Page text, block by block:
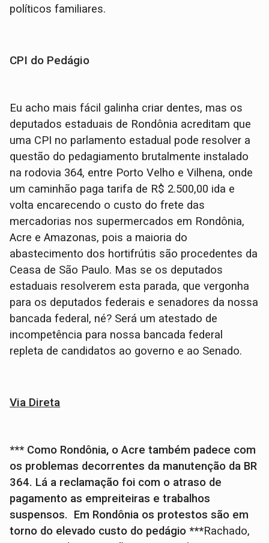
políticos familiares.
CPI do Pedágio
Eu acho mais fácil galinha criar dentes, mas os
deputados estaduais de Rondônia acreditam que
uma CPI no parlamento estadual pode resolver a
questão do pedagiamento brutalmente instalado
na rodovia 364, entre Porto Velho e Vilhena, onde
um caminhão paga tarifa de R$ 2.500,00 ida e
volta encarecendo o custo do frete das
mercadorias nos supermercados em Rondônia,
Acre e Amazonas, pois a maioria do
abastecimento dos hortifrútis são procedentes da
Ceasa de São Paulo. Mas se os deputados
estaduais resolverem esta parada, que vergonha
para os deputados federais e senadores da nossa
bancada federal, né? Será um atestado de
incompetência para nossa bancada federal
repleta de candidatos ao governo e ao Senado.
Via Direta
*** Como Rondônia, o Acre também padece com
os problemas decorrentes da manutenção da BR
364. Lá a reclamação foi com o atraso de
pagamento as empreiteiras e trabalhos
suspensos. Em Rondônia os protestos são em
torno do elevado custo do pedágio ***Rachado,